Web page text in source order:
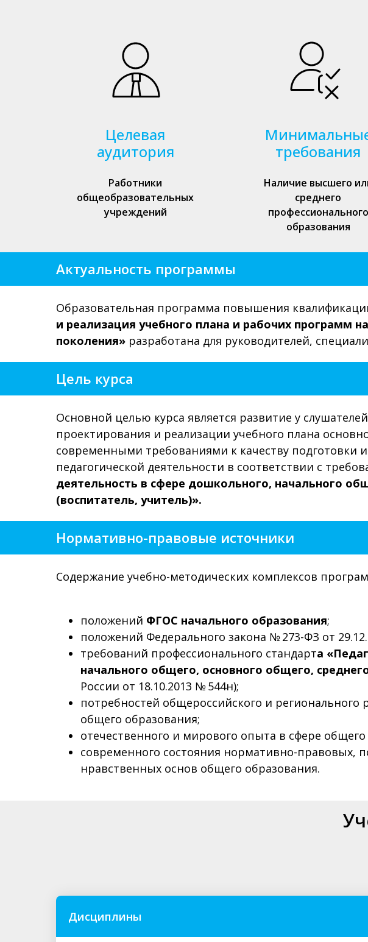
Целевая
аудитория
Работники
общеобразовательных
учреждений
требования
Наличие высшего
среднего
профессионального
образования
Актуальность программы
Образовательная программа повышения
и реализация учебного плана и рабочих программ
поколения» разработана для руководителей,
Цель курса
Основной целью курса является развитие у
проектирования и реализации учебного плана
современными требованиями к качеству подготовки
педагогической деятельности в соответствии с
деятельность в сфере дошкольного, начального
(воспитатель, учитель)».
Нормативно-правовые источники
Содержание учебно-методических комплексов
положений ФГОС начального образования;
положений Федерального закона № 273-ФЗ от
требований профессионального стандарта
начального общего, основного общего,
России от 18.10.2013 № 544н);
потребностей общероссийского и
общего образования;
отечественного и мирового опыта в сфере
современного состояния нормативно-правовых,
нравственных основ общего образования.
Дисциплины